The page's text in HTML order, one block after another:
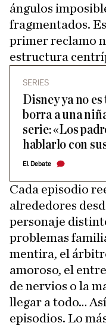
ángulos
fragmentados.
primer reclamo
estructura
SERIES
Disney ya no
borra a una
serie: «Los
hablarlo con
El Debate
Cada episodio
alrededores
personaje
problemas
mentira, el
amoroso, el
de nervios o la
llegar a todo…
episodios. Lo